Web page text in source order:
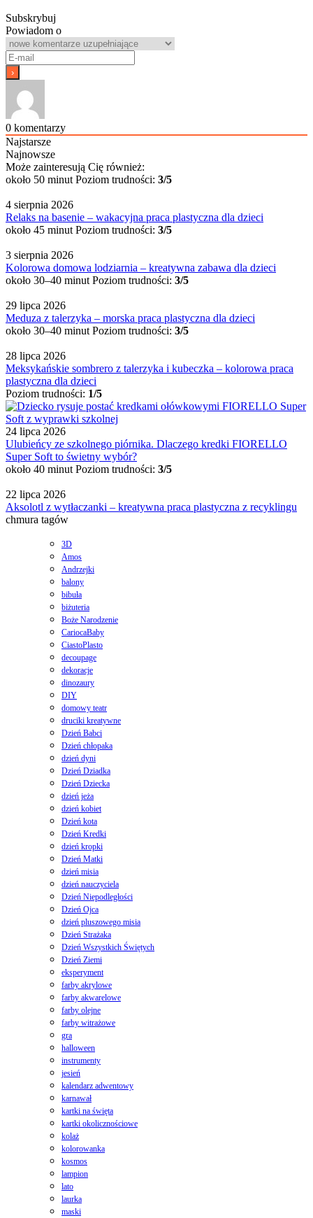
Subskrybuj
Powiadom o
0 komentarzy
Najstarsze
Najnowsze
Może zainteresują Cię również:
około 50 minut Poziom trudności: 3/5
4 sierpnia 2026
Relaks na basenie – wakacyjna praca plastyczna dla dzieci
około 45 minut Poziom trudności: 3/5
3 sierpnia 2026
Kolorowa domowa lodziarnia – kreatywna zabawa dla dzieci
około 30–40 minut Poziom trudności: 3/5
29 lipca 2026
Meduza z talerzyka – morska praca plastyczna dla dzieci
około 30–40 minut Poziom trudności: 3/5
28 lipca 2026
Meksykańskie sombrero z talerzyka i kubeczka – kolorowa praca
plastyczna dla dzieci
Poziom trudności: 1/5
24 lipca 2026
Ulubieńcy ze szkolnego piórnika. Dlaczego kredki FIORELLO
Super Soft to świetny wybór?
około 40 minut Poziom trudności: 3/5
22 lipca 2026
Aksolotl z wytłaczanki – kreatywna praca plastyczna z recyklingu
chmura tagów
3D
Amos
Andrzejki
balony
bibuła
biżuteria
Boże Narodzenie
CariocaBaby
CiastoPlasto
decoupage
dekoracje
dinozaury
DIY
domowy teatr
druciki kreatywne
Dzień Babci
Dzień chłopaka
dzień dyni
Dzień Dziadka
Dzień Dziecka
dzień jeża
dzień kobiet
Dzień kota
Dzień Kredki
dzień kropki
Dzień Matki
dzień misia
dzień nauczyciela
Dzień Niepodległości
Dzień Ojca
dzień pluszowego misia
Dzień Strażaka
Dzień Wszystkich Świętych
Dzień Ziemi
eksperyment
farby akrylowe
farby akwarelowe
farby olejne
farby witrażowe
gra
halloween
instrumenty
jesień
kalendarz adwentowy
karnawał
kartki na święta
kartki okolicznościowe
kolaż
kolorowanka
kosmos
lampion
lato
laurka
maski